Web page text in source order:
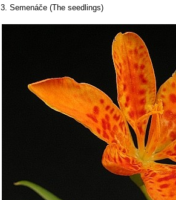
3. Semenáče (The seedlings)